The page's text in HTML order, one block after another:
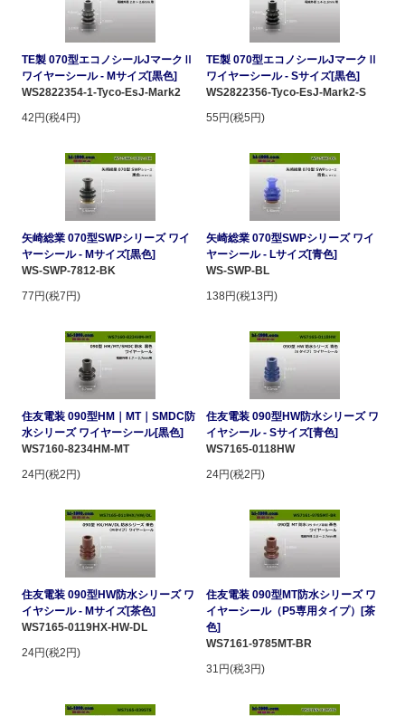
TE製 070型エコノシールJマークⅡ
ワイヤーシール - Mサイズ[黒色]
WS2822354-1-Tyco-EsJ-Mark2
42円(税4円)
TE製 070型エコノシールJマークⅡ
ワイヤーシール - Sサイズ[黒色]
WS2822356-Tyco-EsJ-Mark2-S
55円(税5円)
矢崎総業 070型SWPシリーズ ワイ
ヤーシール - Mサイズ[黒色]
WS-SWP-7812-BK
77円(税7円)
矢崎総業 070型SWPシリーズ ワイ
ヤーシール - Lサイズ[青色]
WS-SWP-BL
138円(税13円)
住友電装 090型HM｜MT｜SMDC防
水シリーズ ワイヤーシール[黒色]
WS7160-8234HM-MT
24円(税2円)
住友電装 090型HW防水シリーズ ワ
イヤシール - Sサイズ[青色]
WS7165-0118HW
24円(税2円)
住友電装 090型HW防水シリーズ ワ
イヤシール - Mサイズ[茶色]
WS7165-0119HX-HW-DL
24円(税2円)
住友電装 090型MT防水シリーズ ワ
イヤーシール（P5専用タイプ）[茶
色]
WS7161-9785MT-BR
31円(税3円)